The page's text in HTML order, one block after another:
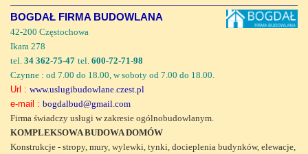
BOGDAŁ FIRMA BUDOWLANA
42-200 Częstochowa
Ikara 278
tel. 34 362-75-47 tel. 600-72-71-98
Czynne : od 7.00 do 18.00, w soboty od 7.00 do 18.00.
Url : www.uslugibudowlane.czest.pl
e-mail : bogdalbud@gmail.com
Firma świadczy usługi w zakresie ogólnobudowlanym.
KOMPLEKSOWA BUDOWA DOMÓW
Konstrukcje - stropy, mury, wylewki, tynki, docieplenia budynków, elewacje,